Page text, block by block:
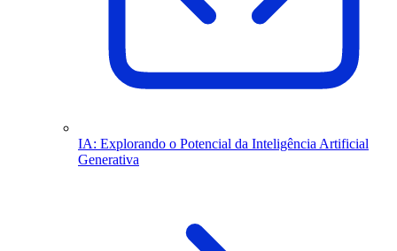
IA: Explorando o Potencial da Inteligência Artificial
Generativa